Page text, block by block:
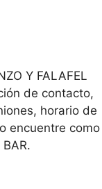
Y FALAFEL
de contacto,
horario de
encuentre como